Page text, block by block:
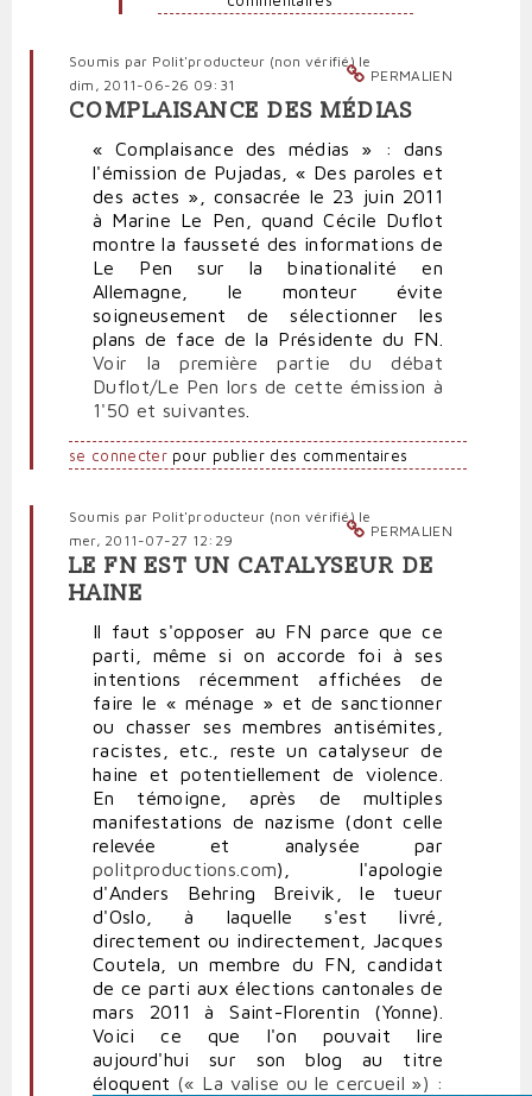
PERMALIEN
Soumis par Polit'producteur (non vérifié)le
dim, 2011-06-26 09:31
COMPLAISANCE DES MÉDIAS
« Complaisance des médias » : dans
l'émission de Pujadas, « Des paroles et
des actes », consacrée le 23 juin 2011
à Marine Le Pen, quand Cécile Duflot
montre la fausseté des informations de
Le Pen sur la binationalité en
Allemagne, le monteur évite
soigneusement de sélectionner les
plans de face de la Présidente du FN.
Voir la première partie du débat
Duflot/Le Pen lors de cette émission à
1'50 et suivantes
se connecterpour publier des commentaires
PERMALIEN
Soumis par Polit'producteur (non vérifié)le
mer, 2011-07-27 12:29
LE FN EST UN CATALYSEUR DE
HAINE
Il faut s'opposer au FN parce que ce
parti, même si on accorde foi à ses
intentions récemment affichées de
faire le « ménage » et de sanctionner
ou chasser ses membres antisémites,
racistes, etc., reste un catalyseur de
haine et potentiellement de violence.
En témoigne, après de multiples
manifestations de nazisme (dont celle
relevée et analysée par
politproductions.com), l'apologie
d'Anders Behring Breivik, le tueur
d'Oslo, à laquelle s'est livré,
directement ou indirectement, Jacques
Coutela, un membre du FN, candidat
de ce parti aux élections cantonales de
mars 2011 à Saint-Florentin (Yonne).
Voici ce que l'on pouvait lire
aujourd'hui sur son blog au titre
éloquent (« La valise ou le cercueil ») :